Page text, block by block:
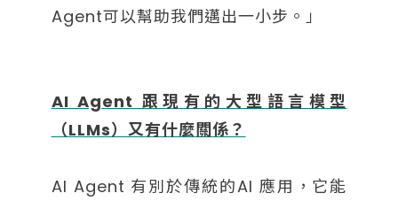
Agent可以幫助我們邁出一小步。」
AI Agent 跟現有的大型語言模型
（LLMs）又有什麼關係？
AI Agent 有別於傳統的AI 應用，它能